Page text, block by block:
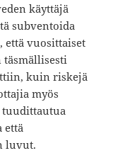
käyttäjä
subventoida
että vuosittaiset
kuin riskejä
myös
että
luvut.